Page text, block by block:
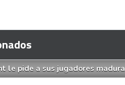
le pide a sus jugadores